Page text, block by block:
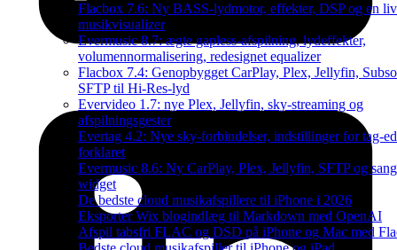
Flacbox 7.6: Ny BASS-lydmotor, effekter, DSP og en
musikvisualizer
Evermusic 8.7: ægte gapless-afspilning, lydeffekter,
volumennormalisering, redesignet equalizer
Flacbox 7.4: Genopbygget CarPlay, Plex, Jellyfin,
SFTP til Hi-Res-lyd
Evervideo 1.7: nye Plex, Jellyfin, sky-streaming og
afspilningsgester
Evertag 4.2: Nye sky-forbindelser, indstillinger for tag-
forklaret
Evermusic 8.6: Ny CarPlay, Plex, Jellyfin, SFTP og
widget
De bedste cloud musikafspillere til iPhone i 2026
Eksporter Wix blogindlæg til Markdown med OpenAI
Afspil tabsfri FLAC og DSD på iPhone og Mac med